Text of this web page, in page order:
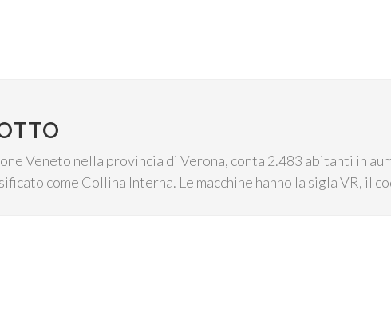
Veneto nella provincia di Verona, conta 2.483 abitanti in
come Collina Interna. Le macchine hanno la sigla VR, il